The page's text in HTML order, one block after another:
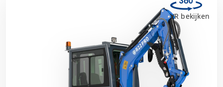
VR bekijken